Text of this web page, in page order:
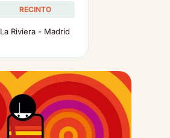
RECINTO
La Riviera - Madrid